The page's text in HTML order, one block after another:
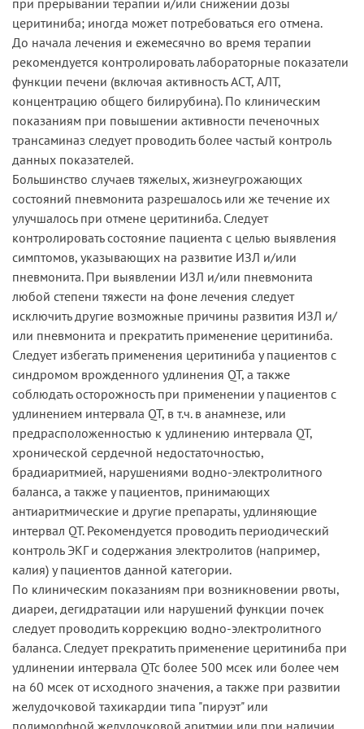
церитиниба; иногда может потребоваться его отмена.
До начала лечения и ежемесячно во время терапии
рекомендуется контролировать лабораторные показатели
функции печени (включая активность ACT, АЛТ,
концентрацию общего билирубина). По клиническим
показаниям при повышении активности печеночных
трансаминаз следует проводить более частый контроль
данных показателей.
Большинство случаев тяжелых, жизнеугрожающих
состояний пневмонита разрешалось или же течение их
улучшалось при отмене церитиниба. Следует
контролировать состояние пациента с целью выявления
симптомов, указывающих на развитие ИЗЛ и/или
пневмонита. При выявлении ИЗЛ и/или пневмонита
любой степени тяжести на фоне лечения следует
исключить другие возможные причины развития ИЗЛ и/
или пневмонита и прекратить применение церитиниба.
Следует избегать применения церитиниба у пациентов с
синдромом врожденного удлинения QT, а также
соблюдать осторожность при применении у пациентов с
удлинением интервала QT, в т.ч. в анамнезе, или
предрасположенностью к удлинению интервала QT,
хронической сердечной недостаточностью,
брадиаритмией, нарушениями водно-электролитного
баланса, а также у пациентов, принимающих
антиаритмические и другие препараты, удлиняющие
интервал QT. Рекомендуется проводить периодический
контроль ЭКГ и содержания электролитов (например,
калия) у пациентов данной категории.
По клиническим показаниям при возникновении рвоты,
диареи, дегидратации или нарушений функции почек
следует проводить коррекцию водно-электролитного
баланса. Следует прекратить применение церитиниба при
удлинении интервала QTc более 500 мсек или более чем
на 60 мсек от исходного значения, а также при развитии
желудочковой тахикардии типа "пируэт" или
полиморфной желудочковой аритмии или при наличии